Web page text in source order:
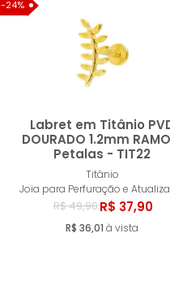
-24%
Labret em Titânio
DOURADO 1.2mm RAMO
Petalas - TIT22
Titânio
Joia para Perfuração e
R$ 49,90R$ 37,90
R$ 36,01 à vista